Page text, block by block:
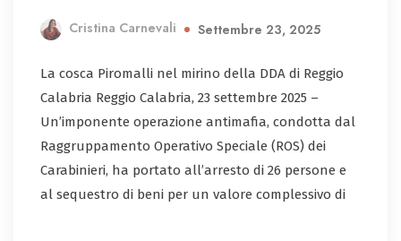
Cristina Carnevali Settembre 23, 2025
La cosca Piromalli nel mirino della DDA di Reggio
Calabria Reggio Calabria, 23 settembre 2025 –
Un’imponente operazione antimafia, condotta dal
Raggruppamento Operativo Speciale (ROS) dei
Carabinieri, ha portato all’arresto di 26 persone e
al sequestro di beni per un valore complessivo di